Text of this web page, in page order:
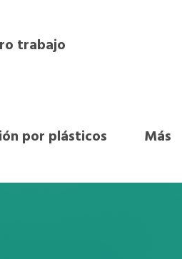
trabajo
por plásticos Más